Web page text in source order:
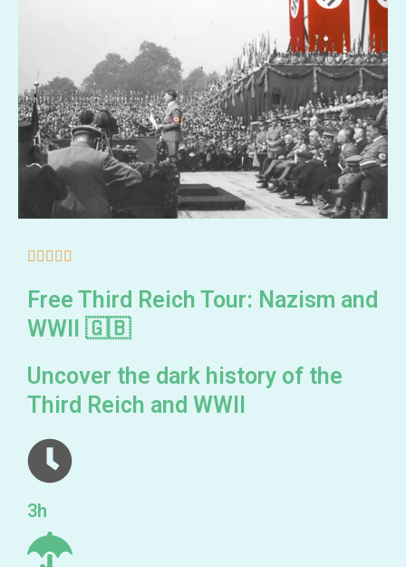
    
Free Third Reich Tour: Nazism and
WWII 🇬🇧
Uncover the dark history of the
Third Reich and WWII
3h